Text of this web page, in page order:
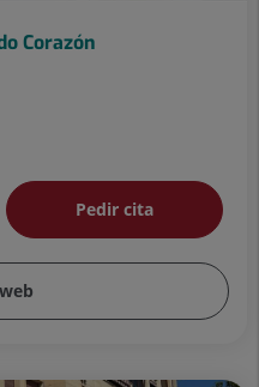
Corazón
Pedir cita